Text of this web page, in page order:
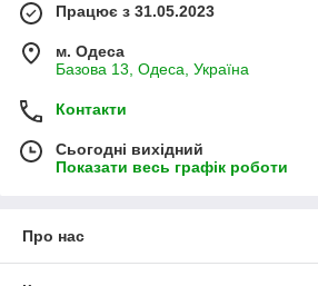
Працює з 31.05.2023
м. Одеса
Базова 13, Одеса, Україна
Контакти
Сьогодні вихідний
Показати весь графік роботи
Про нас